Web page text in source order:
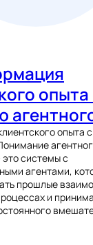
опыта
опыта
системы с
агентами,
прошлые
и